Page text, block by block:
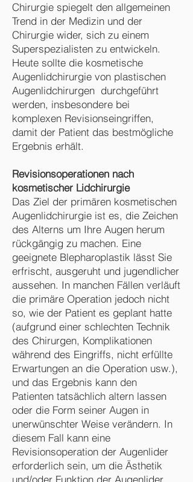
Chirurgie spiegelt den allgemeinen
Trend in der Medizin und der
Chirurgie wider, sich zu einem
Superspezialisten zu entwickeln.
Heute sollte die kosmetische
Augenlidchirurgie von plastischen
Augenlidchirurgen durchgeführt
werden, insbesondere bei
komplexen Revisionseingriffen,
damit der Patient das bestmögliche
Ergebnis erhält.
Revisionsoperationen nach
kosmetischer Lidchirurgie
Das Ziel der primären kosmetischen
Augenlidchirurgie ist es, die Zeichen
des Alterns um Ihre Augen herum
rückgängig zu machen. Eine
geeignete Blepharoplastik lässt Sie
erfrischt, ausgeruht und jugendlicher
aussehen. In manchen Fällen verläuft
die primäre Operation jedoch nicht
so, wie der Patient es geplant hatte
(aufgrund einer schlechten Technik
des Chirurgen, Komplikationen
während des Eingriffs, nicht erfüllte
Erwartungen an die Operation usw.),
und das Ergebnis kann den
Patienten tatsächlich altern lassen
oder die Form seiner Augen in
unerwünschter Weise verändern. In
diesem Fall kann eine
Revisionsoperation der Augenlider
erforderlich sein, um die Ästhetik
und/oder Funktion der Augenlider